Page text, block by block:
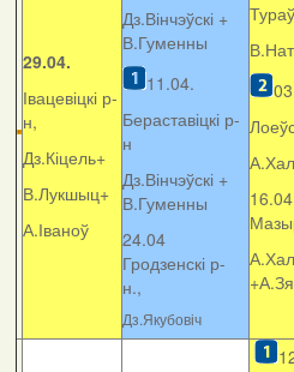
29.04.
Івацевіцкі р-
н,
Дз.Кіцель+
В.Лукшыц+
А.Іваноў
Дз.Вінчэўскі +
В.Гуменны
11.04.
Бераставіцкі р-
н
Дз.Вінчэўскі +
В.Гуменны
24.04
Гродзенскі р-
н.,
Дз.Якубовіч
16.04
+